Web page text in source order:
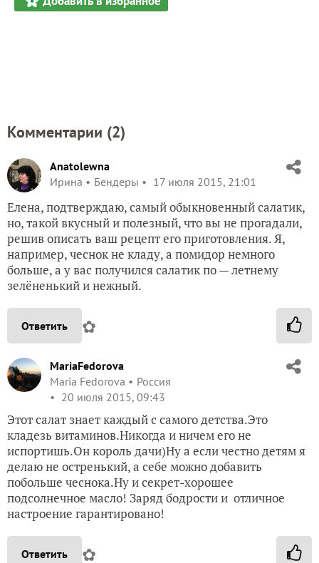
Комментарии (2)
Anatolewna
Ирина
Бендеры 17 июля 2015, 21:01
Елена, подтверждаю, самый обыкновенный салатик,
но, такой вкусный и полезный, что вы не прогадали,
решив описать ваш рецепт его приготовления. Я,
например, чеснок не кладу, а помидор немного
больше, а у вас получился салатик по — летнему
зелёненький и нежный.
Ответить ✿
MariaFedorova
Maria Fedorova
Россия
20 июля 2015, 09:43
Этот салат знает каждый с самого детства.Это
кладезь витаминов.Никогда и ничем его не
испортишь.Он король дачи)Ну а если честно детям я
делаю не остренький, а себе можно добавить
побольше чеснока.Ну и секрет-хорошее
подсолнечное масло! Заряд бодрости и отличное
настроение гарантировано!
Ответить ✿